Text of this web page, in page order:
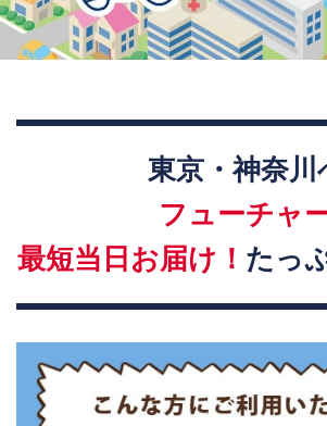
東京・神奈
フューチャ
最短当日お届け！ たっ